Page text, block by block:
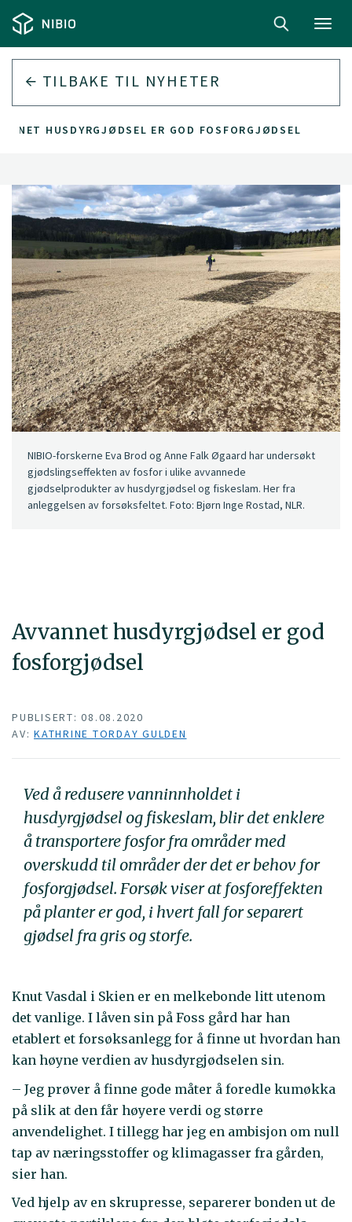
TILBAKE TIL NYHETER
HUSDYRGJØDSEL ER GOD FOSFORGJØDSEL
Avvannet husdyrgjødsel er god
fosforgjødsel
NIBIO-forskerne Eva Brod og Anne Falk Øgaard har undersøkt
gjødslingseffekten av fosfor i ulike avvannede
gjødselprodukter av husdyrgjødsel og fiskeslam. Her fra
anleggelsen av forsøksfeltet. Foto: Bjørn Inge Rostad, NLR.
PUBLISERT: 08.08.2020
AV: KATHRINE TORDAY GULDEN
Ved å redusere vanninnholdet i
husdyrgjødsel og fiskeslam, blir det enklere
å transportere fosfor fra områder med
overskudd til områder der det er behov for
fosforgjødsel. Forsøk viser at fosforeffekten
på planter er god, i hvert fall for separert
gjødsel fra gris og storfe.
Knut Vasdal i Skien er en melkebonde litt utenom
det vanlige. I låven sin på Foss gård har han
etablert et forsøksanlegg for å finne ut hvordan han
kan høyne verdien av husdyrgjødselen sin.
– Jeg prøver å finne gode måter å foredle kumøkka
på slik at den får høyere verdi og større
anvendelighet. I tillegg har jeg en ambisjon om null
tap av næringsstoffer og klimagasser fra gården,
sier han.
Ved hjelp av en skrupresse, separerer bonden ut de